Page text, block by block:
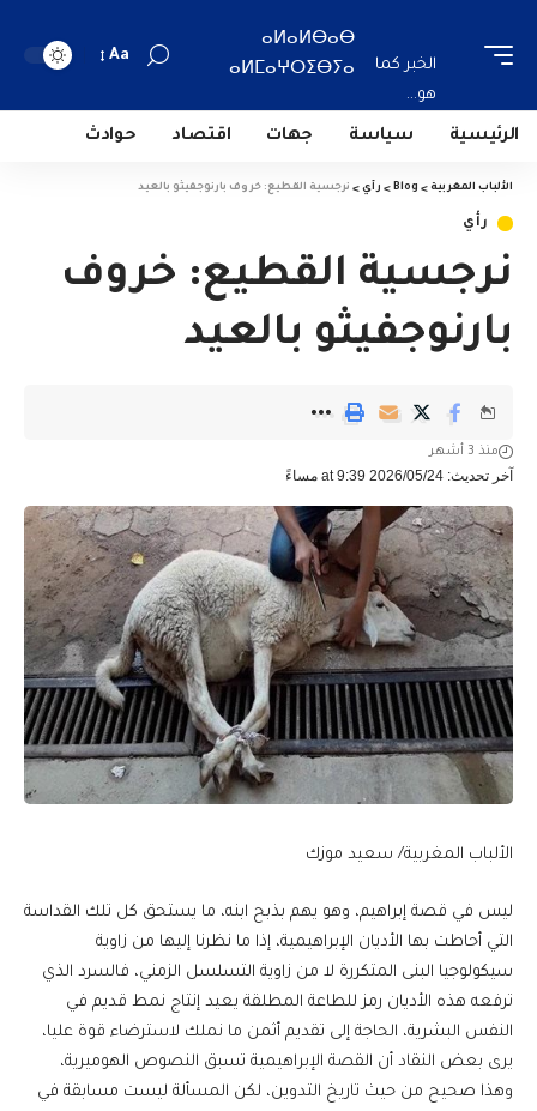
الخبر كما
هو...
ⴰⵍⴰⵍⴱⴰⴱ
ⴰⵍⵎⴰⵖⵔⵉⴱⵢⴰ
Aa
الرئيسية سياسة جهات اقتصاد حوادث
الألباب المغربية >
Blog
> رأي > نرجسية القطيع: خروف بارنوجفيثو بالعيد
رأي
نرجسية القطيع: خروف
بارنوجفيثو بالعيد
آخر تحديث: 2026/05/24 at 9:39 مساءً
منذ 3 أشهر
الألباب المغربية/ سعيد موزك
ليس في قصة إبراهيم، وهو يهم بذبح ابنه، ما يستحق كل تلك القداسة
التي أحاطت بها الأديان الإبراهيمية، إذا ما نظرنا إليها من زاوية
سيكولوجيا البنى المتكررة لا من زاوية التسلسل الزمني، فالسرد الذي
ترفعه هذه الأديان رمز للطاعة المطلقة يعيد إنتاج نمط قديم في
النفس البشرية، الحاجة إلى تقديم أثمن ما نملك لاسترضاء قوة عليا،
يرى بعض النقاد أن القصة الإبراهيمية تسبق النصوص الهوميرية،
وهذا صحيح من حيث تاريخ التدوين، لكن المسألة ليست مسابقة في